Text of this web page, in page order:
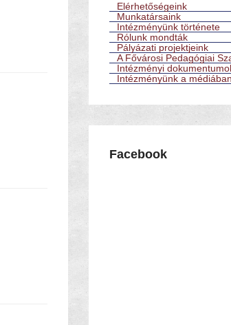
Elérhetőségeink
Munkatársaink
Intézményünk története
Rólunk mondták
Pályázati projektjeink
A Fővárosi Pedagógiai
Intézményi
Intézményünk a médiában
Facebook